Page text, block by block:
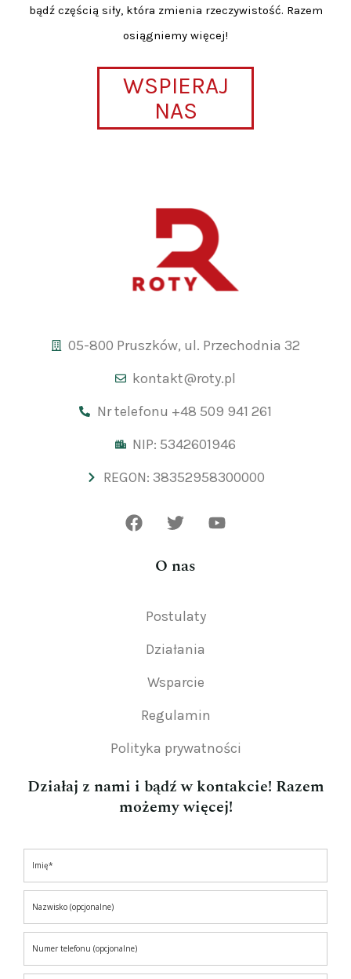
bądź częścią siły, która zmienia rzeczywistość. Razem
osiągniemy więcej!
WSPIERAJ
NAS
05-800 Pruszków, ul. Przechodnia 32
kontakt@roty.pl
Nr telefonu +48 509 941 261
NIP: 5342601946
REGON: 38352958300000
O nas
Postulaty
Działania
Wsparcie
Regulamin
Polityka prywatności
Działaj z nami i bądź w kontakcie! Razem
możemy więcej!